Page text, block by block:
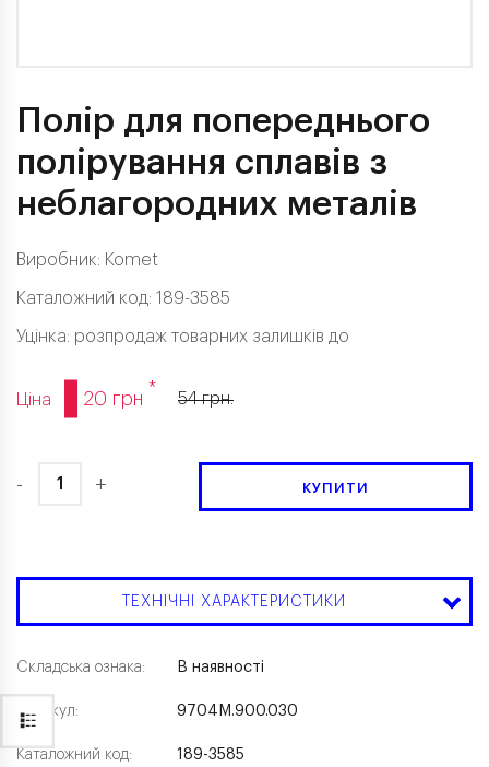
Полір для попереднього
полірування сплавів з
неблагородних металів
Виробник: Komet
Каталожний код: 189-3585
Уцінка: розпродаж товарних залишків до
Ціна 20 грн *
54 грн.
- + КУПИТИ
ТЕХНІЧНІ ХАРАКТЕРИСТИКИ
Складська ознака:
Артикул:
Каталожний код:
В наявності
9704M.900.030
189-3585